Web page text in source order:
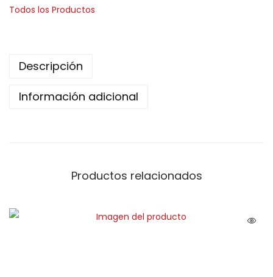
Todos los Productos
Descripción
Información adicional
Productos relacionados